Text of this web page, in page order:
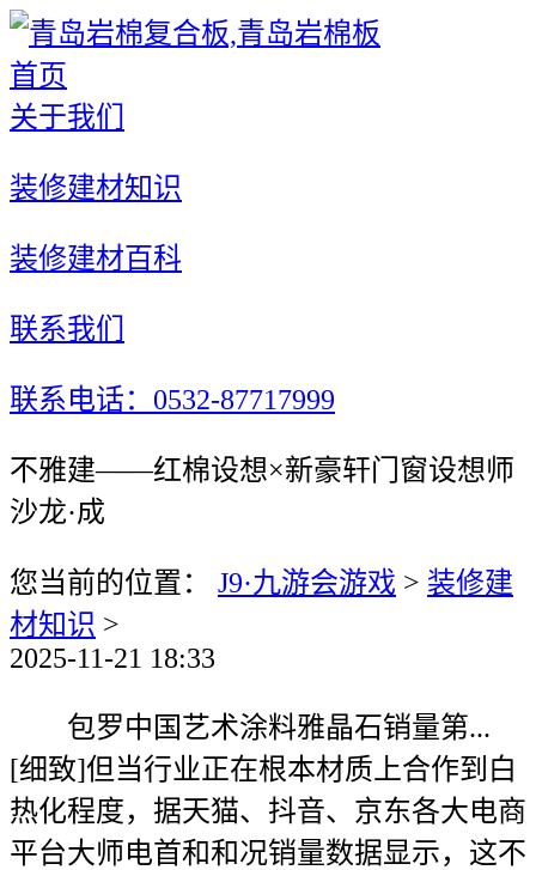
首页
关于我们
装修建材知识
装修建材百科
联系我们
联系电话：0532-87717999
不雅建——红棉设想×新豪轩门窗设想师
沙龙·成
您当前的位置： J9·九游会游戏 > 装修建
材知识 >
2025-11-21 18:33
包罗中国艺术涂料雅晶石销量第...
[细致]但当行业正在根本材质上合作到白
热化程度，据天猫、抖音、京东各大电商
平台大师电首和和况销量数据显示，这不